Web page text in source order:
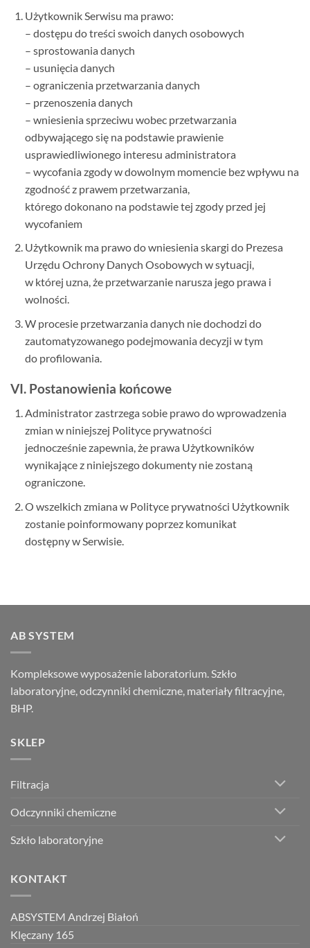
Użytkownik Serwisu ma prawo:
– dostępu do treści swoich danych osobowych
– sprostowania danych
– usunięcia danych
– ograniczenia przetwarzania danych
– przenoszenia danych
– wniesienia sprzeciwu wobec przetwarzania
odbywającego się na podstawie prawienie
usprawiedliwionego interesu administratora
– wycofania zgody w dowolnym momencie bez wpływu na
zgodność z prawem przetwarzania,
którego dokonano na podstawie tej zgody przed jej
wycofaniem
Użytkownik ma prawo do wniesienia skargi do Prezesa
Urzędu Ochrony Danych Osobowych w sytuacji,
w której uzna, że przetwarzanie narusza jego prawa i
wolności.
W procesie przetwarzania danych nie dochodzi do
zautomatyzowanego podejmowania decyzji w tym
do profilowania.
VI. Postanowienia końcowe
Administrator zastrzega sobie prawo do wprowadzenia
zmian w niniejszej Polityce prywatności
jednocześnie zapewnia, że prawa Użytkowników
wynikające z niniejszego dokumenty nie zostaną
ograniczone.
O wszelkich zmiana w Polityce prywatności Użytkownik
zostanie poinformowany poprzez komunikat
dostępny w Serwisie.
AB SYSTEM
Kompleksowe wyposażenie laboratorium. Szkło
laboratoryjne, odczynniki chemiczne, materiały filtracyjne,
BHP.
SKLEP
Filtracja
Odczynniki chemiczne
Szkło laboratoryjne
KONTAKT
ABSYSTEM Andrzej Białoń
Klęczany 165